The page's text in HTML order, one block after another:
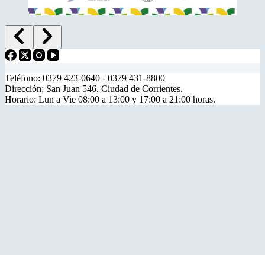
Teléfono: 0379 423-0640 - 0379 431-8800
Dirección: San Juan 546. Ciudad de Corrientes.
Horario: Lun a Vie 08:00 a 13:00 y 17:00 a 21:00 horas.